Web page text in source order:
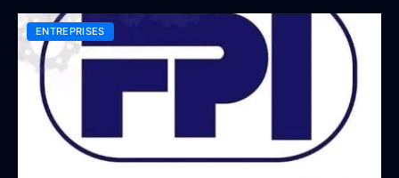
ENTREPRISES